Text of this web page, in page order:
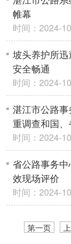
帷幕
时间：2024-
坡头养护所
安全畅通
时间：2024-
湛江市公路
重调查和国
时间：2024-
省公路事务
效现场评价
时间：2024-
第一页